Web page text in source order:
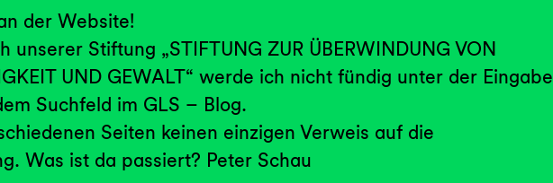
der Website!
unserer Stiftung „STIFTUNG ZUR ÜBERWINDUNG VON
UND GEWALT“ werde ich nicht fündig unter der Eingabe
Suchfeld im GLS – Blog.
Seiten keinen einzigen Verweis auf die
Was ist da passiert? Peter Schau